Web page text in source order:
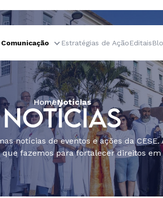
Comunicação Estratégias de AçãoEditais
HomeNotícias
NOTÍCIAS
notícias de eventos e ações da CESE.
fazemos para fortalecer direitos em